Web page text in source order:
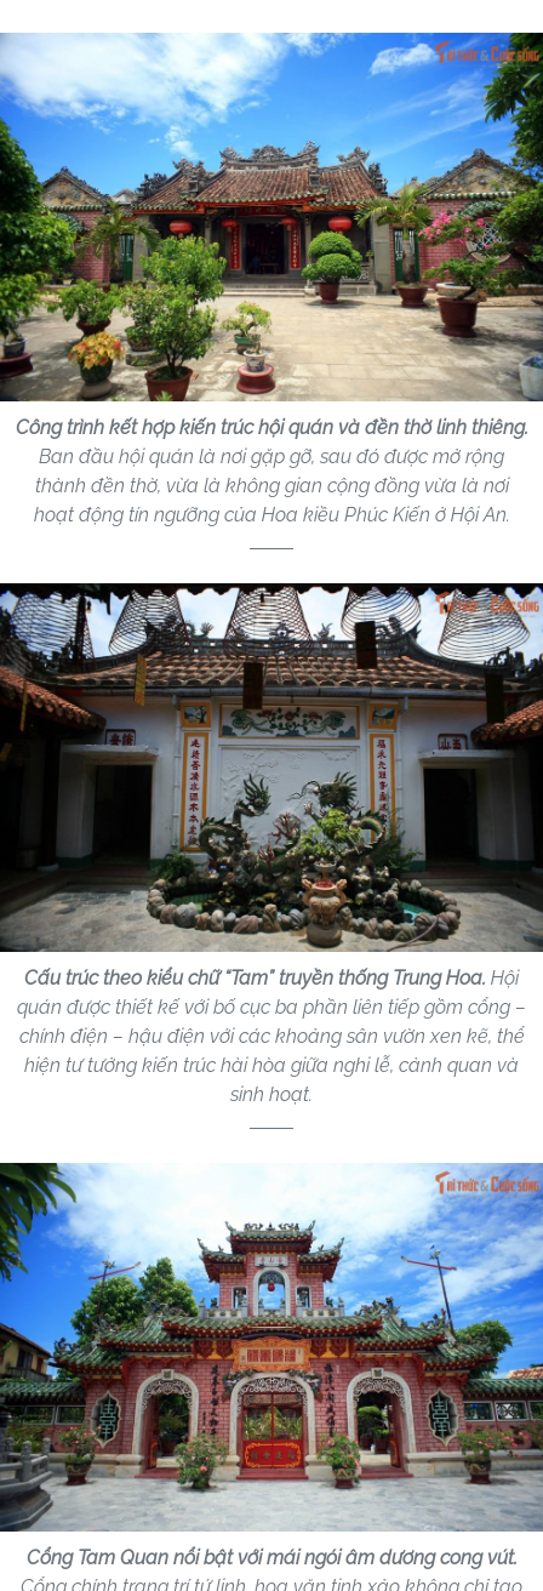
Công trình kết hợp kiến trúc hội quán và đền thờ linh thiêng.
Ban đầu hội quán là nơi gặp gỡ, sau đó được mở rộng
thành đền thờ, vừa là không gian cộng đồng vừa là nơi
hoạt động tín ngưỡng của Hoa kiều Phúc Kiến ở Hội An.
Cấu trúc theo kiểu chữ “Tam” truyền thống Trung Hoa. Hội
quán được thiết kế với bố cục ba phần liên tiếp gồm cổng –
chính điện – hậu điện với các khoảng sân vườn xen kẽ, thể
hiện tư tưởng kiến trúc hài hòa giữa nghi lễ, cảnh quan và
sinh hoạt.
Cổng Tam Quan nổi bật với mái ngói âm dương cong vút.